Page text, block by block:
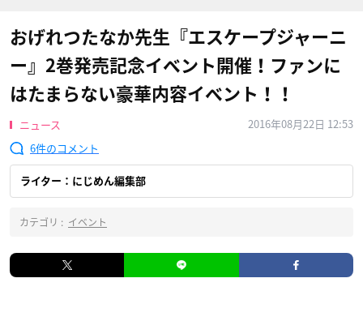
おげれつたなか先生『エスケープジャーニ
ー』2巻発売記念イベント開催！ファンに
はたまらない豪華内容イベント！！
ニュース
2016年08月22日 12:53
6
ライター：にじめん編集部
カテゴリ : イベント